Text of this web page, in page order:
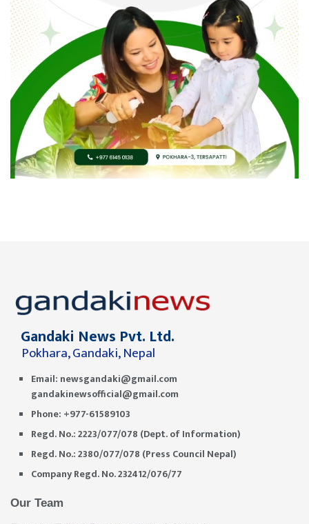
Gandaki News Pvt. Ltd.
Pokhara, Gandaki, Nepal
Email: newsgandaki@gmail.com
gandakinewsofficial@gmail.com
Phone: +977-61589103
Regd. No.: 2223/077/078 (Dept. of Information)
Regd. No.: 2380/077/078 (Press Council Nepal)
Company Regd. No. 232412/076/77
Our Team